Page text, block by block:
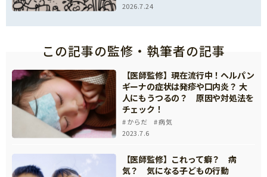
2026.7.24
この記事の監修・執筆者の記事
【医師監修】現在流行中！ヘルパン
ギーナの症状は発疹や口内炎？ 大
人にもうつるの？ 原因や対処法を
チェック！
からだ
病気
2023.7.6
【医師監修】これって癖？ 病
気？ 気になる子どもの行動